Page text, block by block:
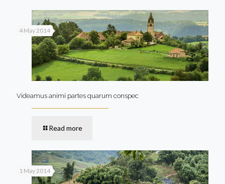
4 May 2014
Videamus animi partes quarum conspec
Read more
1 May 2014